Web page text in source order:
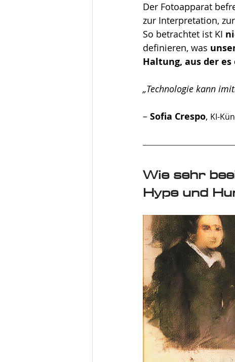
Der Fotoapparat
zur Interpretation,
So betrachtet ist KI
definieren, was
Haltung, aus der
„Technologie kann
– Sofia Crespo, KI-
Wie sehr
Hype und